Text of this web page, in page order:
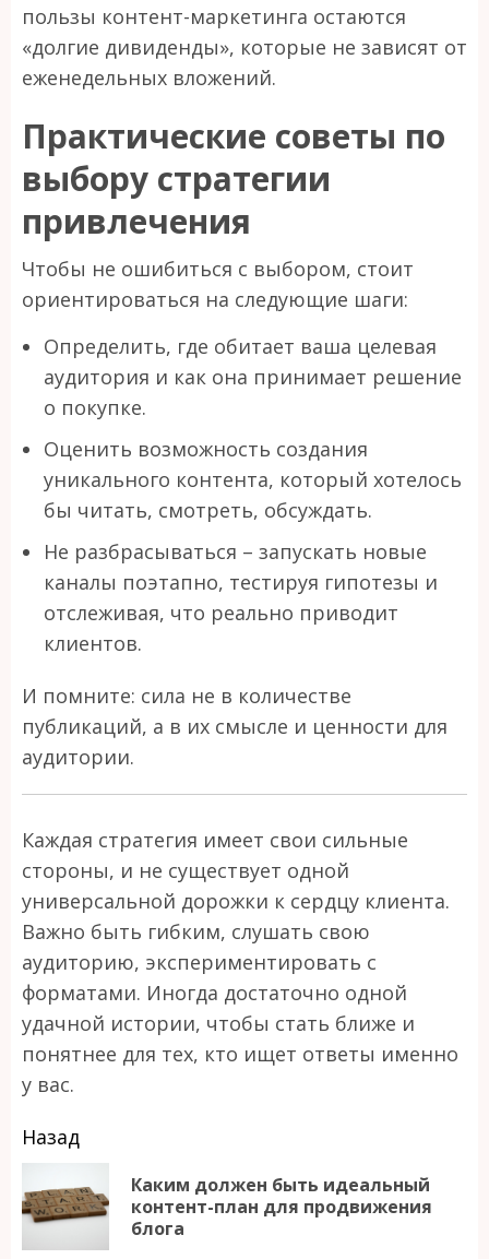
пользы контент-маркетинга остаются
«долгие дивиденды», которые не зависят от
еженедельных вложений.
Практические советы по
выбору стратегии
привлечения
Чтобы не ошибиться с выбором, стоит
ориентироваться на следующие шаги:
Определить, где обитает ваша целевая
аудитория и как она принимает решение
о покупке.
Оценить возможность создания
уникального контента, который хотелось
бы читать, смотреть, обсуждать.
Не разбрасываться – запускать новые
каналы поэтапно, тестируя гипотезы и
отслеживая, что реально приводит
клиентов.
И помните: сила не в количестве
публикаций, а в их смысле и ценности для
аудитории.
Каждая стратегия имеет свои сильные
стороны, и не существует одной
универсальной дорожки к сердцу клиента.
Важно быть гибким, слушать свою
аудиторию, экспериментировать с
форматами. Иногда достаточно одной
удачной истории, чтобы стать ближе и
понятнее для тех, кто ищет ответы именно
у вас.
Продолжить
чтение
Назад
Каким должен быть идеальный
контент-план для продвижения
блога